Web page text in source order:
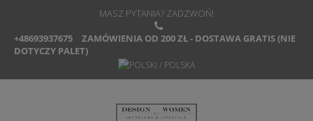
MASZ PYTANIA? ZADZWOŃ!
+48693937675
ZAMÓWIENIA OD 200 ZŁ - DOSTAWA GRATIS (NIE
DOTYCZY PALET)